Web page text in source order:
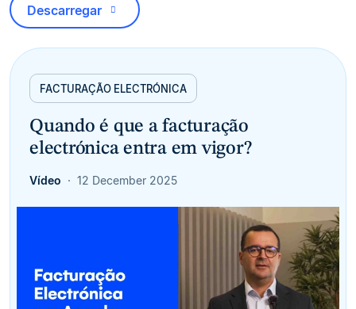
Descarregar
FACTURAÇÃO ELECTRÓNICA
Quando é que a facturação
electrónica entra em vigor?
Vídeo 12 December 2025